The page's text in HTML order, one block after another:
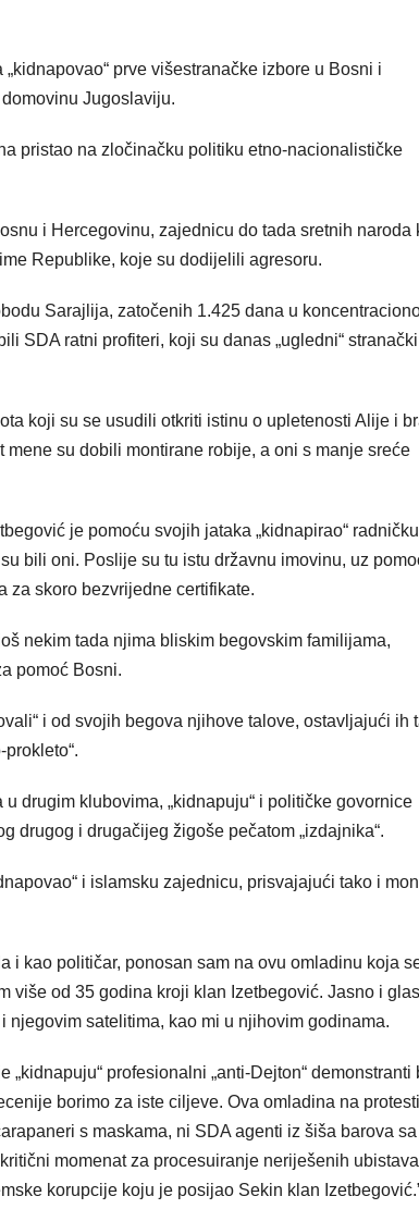
prve višestranačke izbore u Bosni i
Jugoslaviju.
pristao na zločinačku politiku etno-nacionalističke
i Hercegovinu, zajednicu do tada sretnih naroda
Republike, koje su dodijelili agresoru.
Sarajlija, zatočenih 1.425 dana u
SDA ratni profiteri, koji su danas „ugledni“ stranački
koji su se usudili otkriti istinu o upletenosti Alije i
mene su dobili montirane robije, a oni s manje sreće
je pomoću svojih jataka „kidnapirao“ radničku
bili oni. Poslije su tu istu državnu imovinu, uz
za skoro bezvrijedne certifikate.
nekim tada njima bliskim begovskim familijama,
pomoć Bosni.
i od svojih begova njihove talove, ostavljajući ih
drugim klubovima, „kidnapuju“ i političke govornice
drugog i drugačijeg žigoše pečatom „izdajnika“.
i islamsku zajednicu, prisvajajući tako i
i kao političar, ponosan sam na ovu omladinu koja
više od 35 godina kroji klan Izetbegović. Jasno i
satelitima, kao mi u njihovim godinama.
profesionalni „anti-Dejton“ demonstranti
borimo za iste ciljeve. Ova omladina na
s maskama, ni SDA agenti iz šiša barova sa
momenat za procesuiranje neriješenih
korupcije koju je posijao Sekin klan